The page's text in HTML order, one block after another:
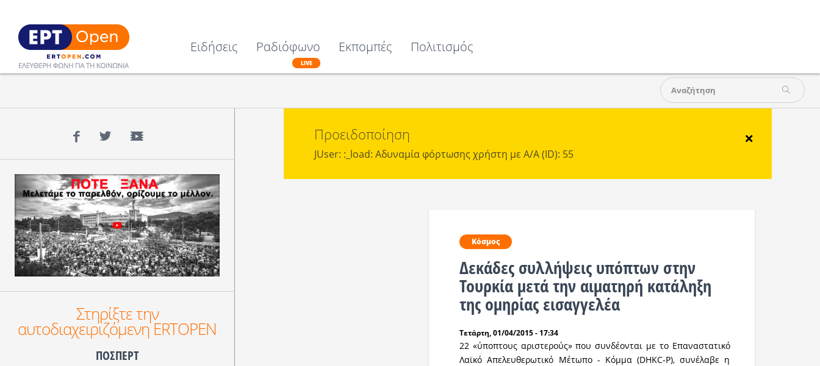
Ειδήσεις Ραδιόφωνο
LIVE
Εκπομπές Πολιτισμός
×
Προειδοποίηση
JUser: :_load: Αδυναμία φόρτωσης χρήστη με Α/Α (ID): 55
Κόσμος
Δεκάδες συλλήψεις υπόπτων στην
Τουρκία μετά την αιματηρή κατάληξη
της ομηρίας εισαγγελέα
Τετάρτη, 01/04/2015 - 17:34
22 «ύποπτους αριστερούς» που συνδέονται με το Επαναστατικό
Λαϊκό Απελευθερωτικό Μέτωπο - Κόμμα (DHKC-P), συνέλαβε η
Facebook
TwitterYouTube
Στηρίξτε την
αυτοδιαχειριζόμενη ERTOPEN
ΠΟΣΠΕΡΤ